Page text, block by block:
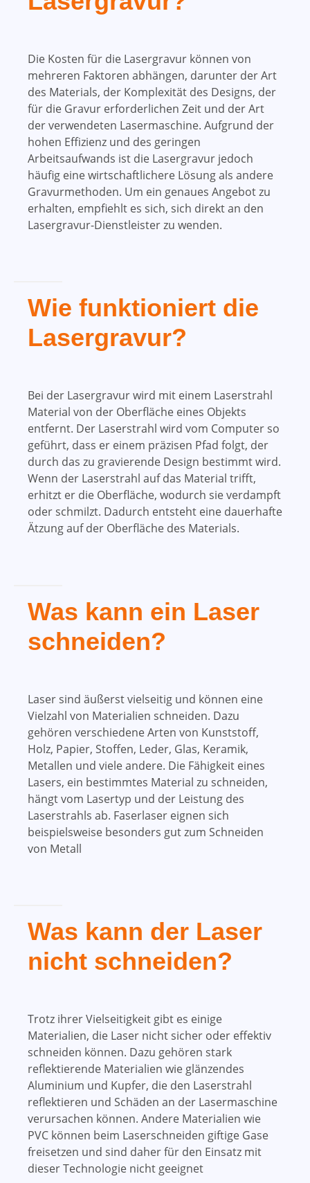
Die Kosten für die Lasergravur können von
mehreren Faktoren abhängen, darunter der Art
des Materials, der Komplexität des Designs, der
für die Gravur erforderlichen Zeit und der Art
der verwendeten Lasermaschine. Aufgrund der
hohen Effizienz und des geringen
Arbeitsaufwands ist die Lasergravur jedoch
häufig eine wirtschaftlichere Lösung als andere
Gravurmethoden. Um ein genaues Angebot zu
erhalten, empfiehlt es sich, sich direkt an den
Lasergravur-Dienstleister zu wenden.
Wie funktioniert die
Lasergravur?
Bei der Lasergravur wird mit einem Laserstrahl
Material von der Oberfläche eines Objekts
entfernt. Der Laserstrahl wird vom Computer so
geführt, dass er einem präzisen Pfad folgt, der
durch das zu gravierende Design bestimmt wird.
Wenn der Laserstrahl auf das Material trifft,
erhitzt er die Oberfläche, wodurch sie verdampft
oder schmilzt. Dadurch entsteht eine dauerhafte
Ätzung auf der Oberfläche des Materials.
Was kann ein Laser
schneiden?
Laser sind äußerst vielseitig und können eine
Vielzahl von Materialien schneiden. Dazu
gehören verschiedene Arten von Kunststoff,
Holz, Papier, Stoffen, Leder, Glas, Keramik,
Metallen und viele andere. Die Fähigkeit eines
Lasers, ein bestimmtes Material zu schneiden,
hängt vom Lasertyp und der Leistung des
Laserstrahls ab. Faserlaser eignen sich
beispielsweise besonders gut zum Schneiden
von Metall
Was kann der Laser
nicht schneiden?
Trotz ihrer Vielseitigkeit gibt es einige
Materialien, die Laser nicht sicher oder effektiv
schneiden können. Dazu gehören stark
reflektierende Materialien wie glänzendes
Aluminium und Kupfer, die den Laserstrahl
reflektieren und Schäden an der Lasermaschine
verursachen können. Andere Materialien wie
PVC können beim Laserschneiden giftige Gase
freisetzen und sind daher für den Einsatz mit
dieser Technologie nicht geeignet